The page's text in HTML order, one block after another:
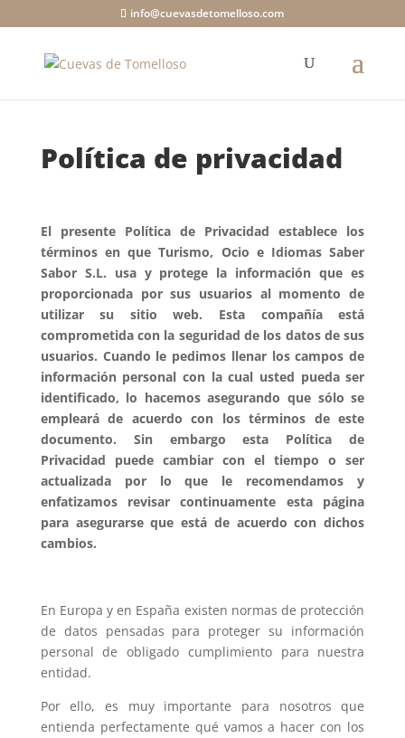
info@cuevasdetomelloso.com
Política de privacidad
El presente Política de Privacidad establece los
términos en que Turismo, Ocio e Idiomas Saber
Sabor S.L. usa y protege la información que es
proporcionada por sus usuarios al momento de
utilizar su sitio web. Esta compañía está
comprometida con la seguridad de los datos de sus
usuarios. Cuando le pedimos llenar los campos de
información personal con la cual usted pueda ser
identificado, lo hacemos asegurando que sólo se
empleará de acuerdo con los términos de este
documento. Sin embargo esta Política de
Privacidad puede cambiar con el tiempo o ser
actualizada por lo que le recomendamos y
enfatizamos revisar continuamente esta página
para asegurarse que está de acuerdo con dichos
cambios.
En Europa y en España existen normas de protección
de datos pensadas para proteger su información
personal de obligado cumplimiento para nuestra
entidad.
Por ello, es muy importante para nosotros que
entienda perfectamente qué vamos a hacer con los